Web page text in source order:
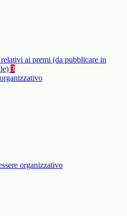
ai premi (da pubblicare in
3
organizzativo